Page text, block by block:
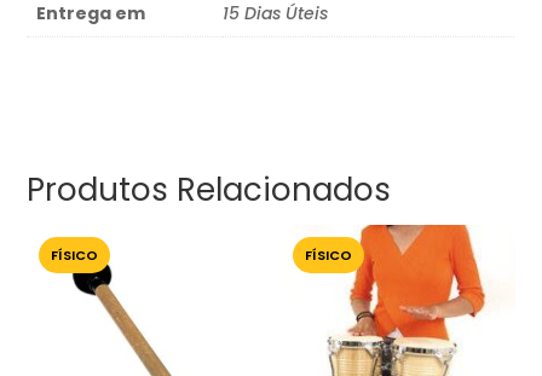
Entrega em 15 Dias Úteis
Produtos Relacionados
FÍSICO FÍSICO